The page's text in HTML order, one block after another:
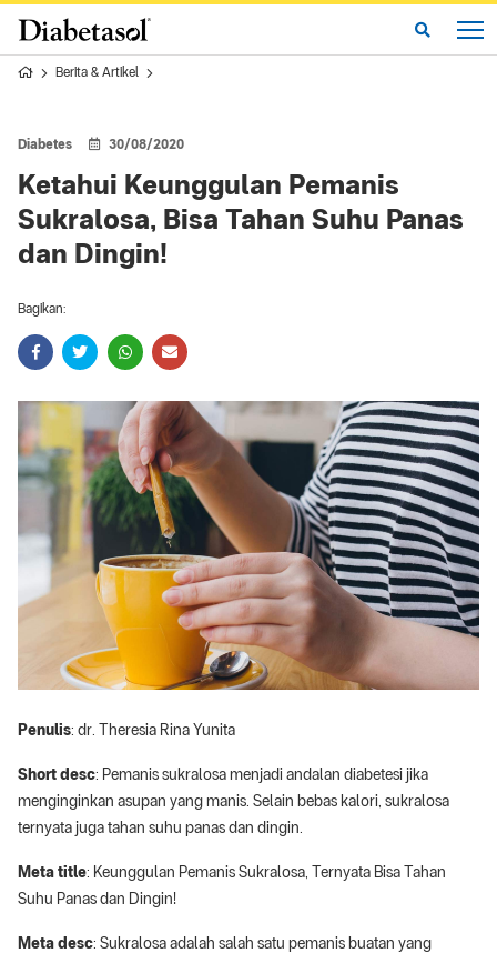
Berita & Artikel
Diabetes 30/08/2020
Ketahui Keunggulan Pemanis
Sukralosa, Bisa Tahan Suhu Panas
dan Dingin!
Bagikan:
Penulis: dr. Theresia Rina Yunita
Short desc: Pemanis sukralosa menjadi andalan diabetesi jika
menginginkan asupan yang manis. Selain bebas kalori, sukralosa
ternyata juga tahan suhu panas dan dingin.
Meta title: Keunggulan Pemanis Sukralosa, Ternyata Bisa Tahan
Suhu Panas dan Dingin!
Meta desc: Sukralosa adalah salah satu pemanis buatan yang